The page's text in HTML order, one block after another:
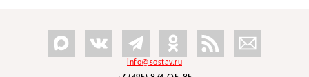
info@sostav.ru